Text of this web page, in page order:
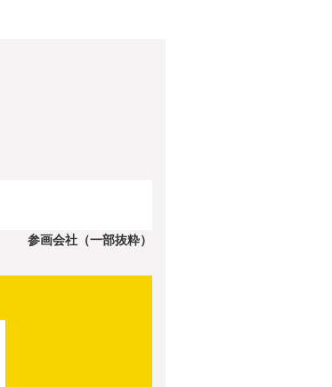
参画会社（一部抜粋）